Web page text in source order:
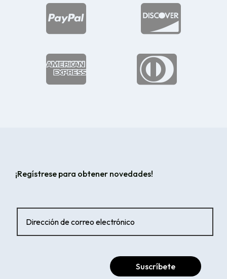




¡Regístrese para obtener novedades!
Suscríbete